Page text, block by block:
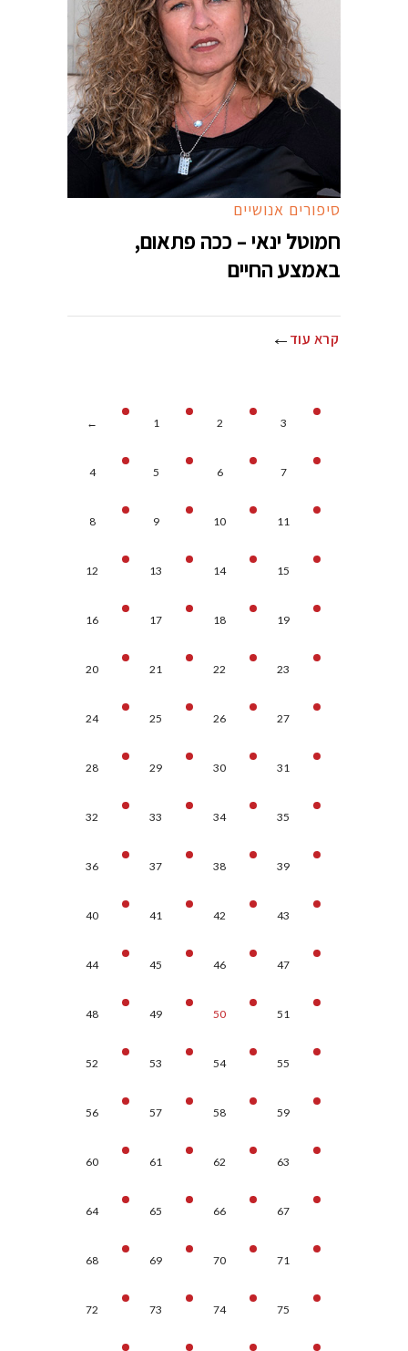
סיפורים אנושיים
חמוטל ינאי – ככה פתאום,
באמצע החיים
קרא עוד
← 1 2 3
4 5 6 7
8 9 10 11
12 13 14 15
16 17 18 19
20 21 22 23
24 25 26 27
28 29 30 31
32 33 34 35
36 37 38 39
40 41 42 43
44 45 46 47
48 49 50 51
52 53 54 55
56 57 58 59
60 61 62 63
64 65 66 67
68 69 70 71
72 73 74 75